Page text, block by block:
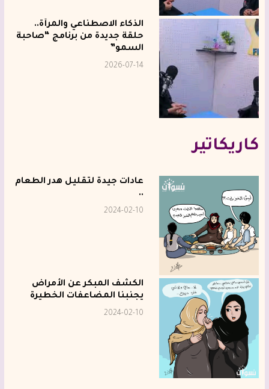
الذكاء الاصطناعي والمرأة..
حلقة جديدة من برنامج “صاحبة
السمو”
2026-07-14
كاريكاتير
عادات جيدة لتقليل هدر الطعام
..
2024-02-10
الكشف المبكر عن الأمراض
يجنبنا المضاعفات الخطيرة
2024-02-10